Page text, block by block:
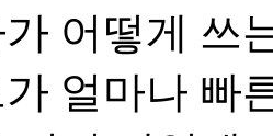
어떻게 쓰
얼마나 빠